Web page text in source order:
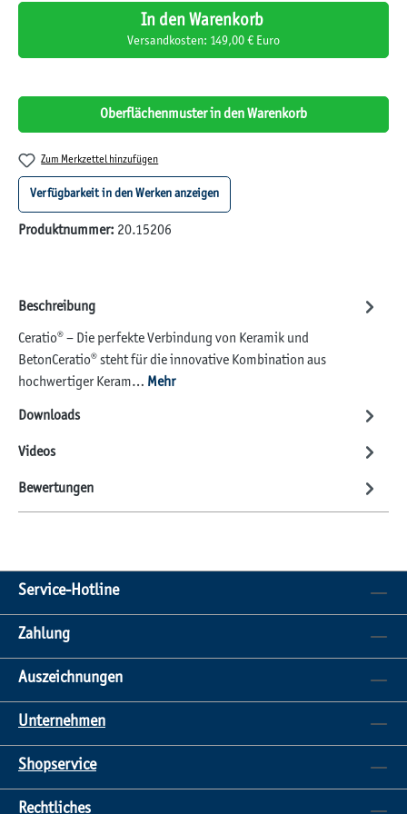
In den Warenkorb
Versandkosten: 149,00 € Euro
Oberflächenmuster in den Warenkorb
Zum Merkzettel hinzufügen
Verfügbarkeit in den Werken anzeigen
Produktnummer: 20.15206
Beschreibung
Ceratio® – Die perfekte Verbindung von Keramik und
BetonCeratio® steht für die innovative Kombination aus
hochwertiger Keram… Mehr
Downloads
Videos
Bewertungen
Service-Hotline
Zahlung
Auszeichnungen
Unternehmen
Shopservice
Rechtliches